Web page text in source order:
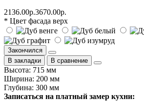
2136.00р.3670.00р.
* Цвет фасада верх
Закончился
В закладки
В сравнение
Высота: 715 мм
Ширина: 200 мм
Глубина: 300 мм
Записаться на платный замер кухни: